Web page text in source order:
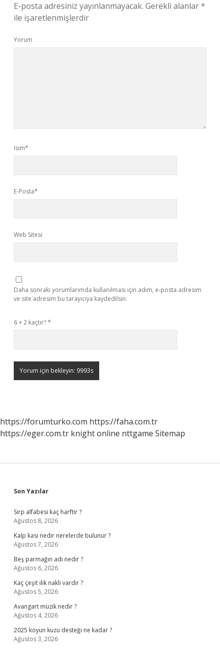
E-posta adresiniz yayınlanmayacak. Gerekli alanlar*
ile işaretlenmişlerdir
Yorum
İsim*
E-Posta*
Web Sitesi
Daha sonraki yorumlarımda kullanılması için adım, e-posta adresim
ve site adresim bu tarayıcıya kaydedilsin.
6 + 2 kaçtır?*
https://forumturko.com https://faha.com.tr
https://eger.com.tr knight online nttgame Sitemap
Sidebar
Son Yazılar
Sırp alfabesi kaç harftir ?
Ağustos 8, 2026
Kalp kası nedir nerelerde bulunur ?
Ağustos 7, 2026
Beş parmağın adı nedir ?
Ağustos 6, 2026
Kaç çeşit ilik nakli vardır ?
Ağustos 5, 2026
Avangart müzik nedir ?
Ağustos 4, 2026
2025 koyun kuzu desteği ne kadar ?
Ağustos 3, 2026